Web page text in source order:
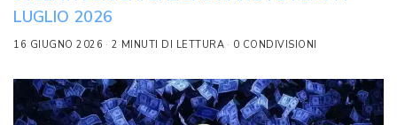
LUGLIO 2026
16 GIUGNO 2026 2 MINUTI DI LETTURA 0 CONDIVISIONI